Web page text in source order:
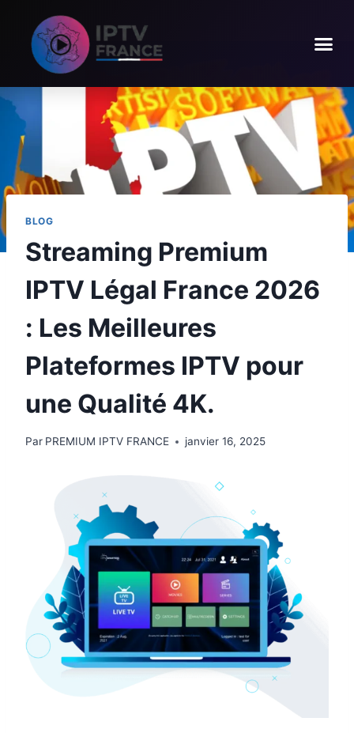
BLOG
Streaming Premium
IPTV Légal France 2026
: Les Meilleures
Plateformes IPTV pour
une Qualité 4K.
Par PREMIUM IPTV FRANCE janvier 16, 2025